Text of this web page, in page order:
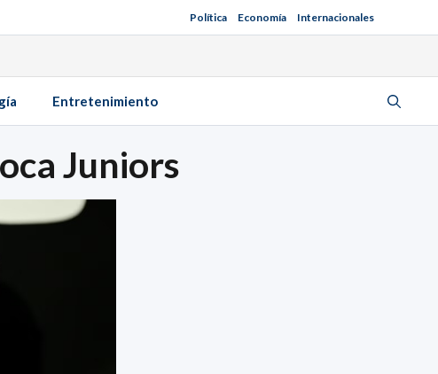
Política Economía Internacionales
Entretenimiento
Juniors